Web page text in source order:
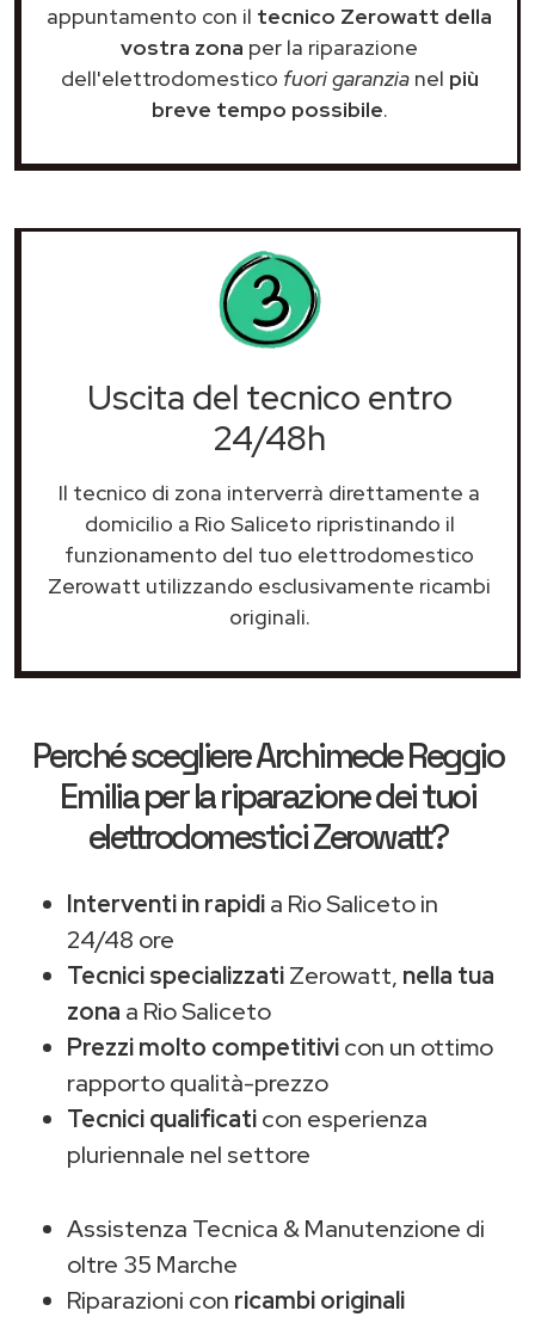
appuntamento con il tecnico Zerowatt della
vostra zona per la riparazione
dell'elettrodomestico fuori garanzianel più
breve tempo possibile.
Uscita del tecnico entro
24/48h
Il tecnico di zona interverrà direttamente a
domicilio a Rio Saliceto ripristinando il
funzionamento del tuo elettrodomestico
Zerowatt utilizzando esclusivamente ricambi
originali.
Perché scegliereArchimede Reggio
Emiliaper la riparazione dei tuoi
elettrodomestici Zerowatt?
Interventi in rapidia Rio Saliceto in
24/48 ore
Tecnici specializzatiZerowatt, nella tua
zona a Rio Saliceto
Prezzi molto competitivicon un ottimo
rapporto qualità-prezzo
Tecnici qualificaticon esperienza
pluriennale nel settore
Assistenza Tecnica & Manutenzione di
oltre 35 Marche
Riparazioni con ricambi originali